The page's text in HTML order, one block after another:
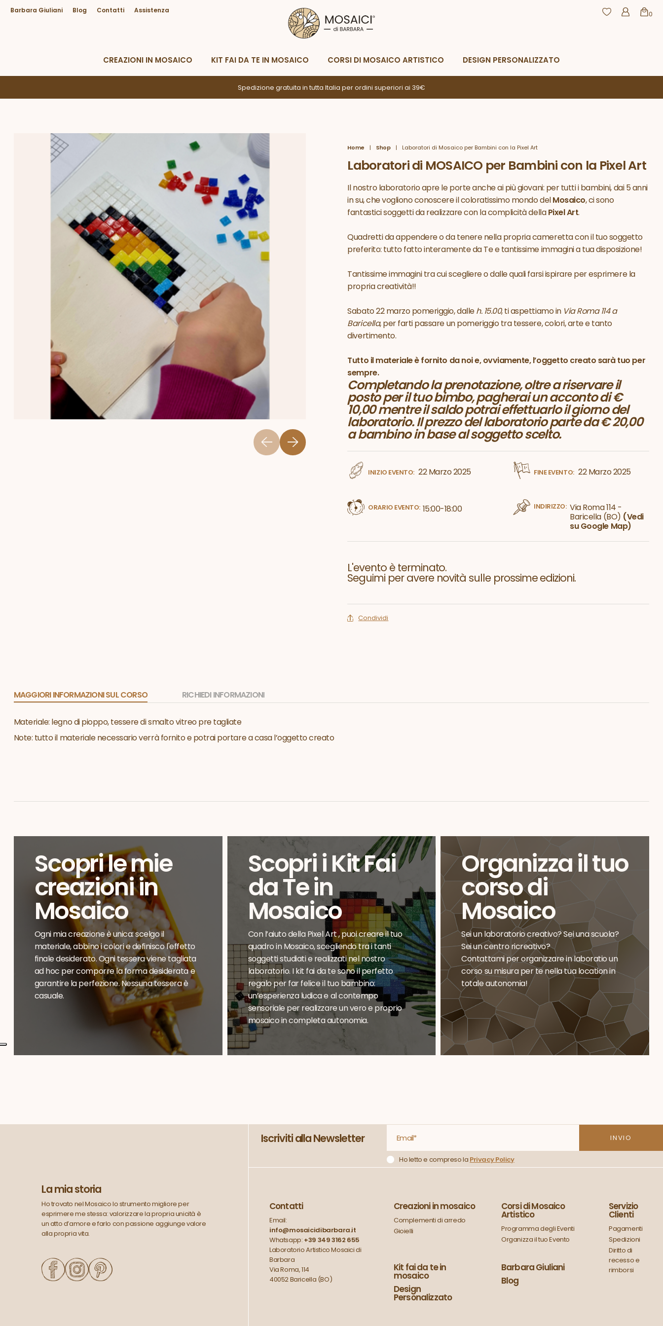
Hai bisogno di Aiuto? Metodi di spedizione
Whatsapp
Barbara Giuliani Blog Contatti Assistenza 0
CREAZIONI IN MOSAICO KIT FAI DA TE IN MOSAICO CORSI DI MOSAICO ARTISTICO DESIGN PERSONALIZZATO
Spedizione gratuita in tutta Italia per ordini superiori ai 39€
Home | Shop | Laboratori di Mosaico per Bambini con la Pixel Art
Laboratori di MOSAICO per Bambini con la Pixel Art
Il nostro laboratorio apre le porte anche ai più giovani: per tutti i bambini, dai 5 anni
in su, che vogliono conoscere il coloratissimo mondo delMosaico, ci sono
fantastici soggetti da realizzare con la complicità dellaPixel Art.
Quadretti da appendere o da tenere nella propria cameretta con il tuo soggetto
preferito: tutto fatto interamente da Te e tantissime immagini a tua disposizione!
Tantissime immagini tra cui scegliere o dalle quali farsi ispirare per esprimere la
propria creatività!!
Sabato 22 marzo pomeriggio, dalleh. 15.00, ti aspettiamo in Via Roma 114 a
Baricella, per farti passare un pomeriggio tra tessere, colori, arte e tanto
divertimento.
Tutto il materiale è fornito da noi e, ovviamente, l’oggetto creato sarà tuo per
sempre.
Completando la prenotazione, oltre a riservare il
posto per il tuo bimbo, pagherai un acconto di €
10,00 mentre il saldo potrai effettuarlo il giorno del
laboratorio. Il prezzo del laboratorio parte da € 20,00
a bambino in base al soggetto scelto.
INIZIO EVENTO: 22 Marzo 2025 FINE EVENTO: 22 Marzo 2025
ORARIO EVENTO: 15:00-18:00 INDIRIZZO: Via Roma 114 -
Baricella (BO) (Vedi
su Google Map)
L'evento è terminato.
Seguimi per avere novità sulle prossime edizioni.
Condividi
MAGGIORI INFORMAZIONI SUL CORSO RICHIEDI INFORMAZIONI
Materiale: legno di pioppo, tessere di smalto vitreo pre tagliate
Note: tutto il materiale necessario verrà fornito e potrai portare a casa l’oggetto creato
Scopri le mie
creazioni in
Mosaico
Ogni mia creazione è unica: scelgo il
materiale, abbino i colori e definisco l'effetto
finale desiderato. Ogni tessera viene tagliata
ad hoc per comporre la forma desiderata e
garantire la perfezione. Nessuna tessera è
casuale.
Scopri i Kit Fai
da Te in
Mosaico
Con l’aiuto della Pixel Art , puoi creare il tuo
quadro in Mosaico, scegliendo tra i tanti
soggetti studiati e realizzati nel nostro
laboratorio. I kit fai da te sono il perfetto
regalo per far felice il tuo bambino:
un’esperienza ludica e al contempo
sensoriale per realizzare un vero e proprio
mosaico in completa autonomia.
Organizza il tuo
corso di
Mosaico
Sei un laboratorio creativo? Sei una scuola?
Sei un centro ricreativo?
Contattami per organizzare in laboratio un
corso su misura per te nella tua location in
totale autonomia!
La mia storia
Ho trovato nel Mosaico lo strumento migliore per
esprimere me stessa: valorizzare la propria unicità è
un atto d’amore e farlo con passione aggiunge valore
alla propria vita.
Iscriviti alla Newsletter
Ho letto e compreso la Privacy Policy
Contatti
Email:
info@mosaicidibarbara.it
Whatsapp: +39 349 3162 655
Laboratorio Artistico Mosaici di
Barbara
Via Roma, 114
40052 Baricella (BO)
Creazioni in mosaico
Complementi di arredo
Gioielli
Corsi di Mosaico
Artistico
Programma degli Eventi
Organizza il tuo Evento
Servizio
Clienti
Pagamenti
Spedizioni
Diritto di
recesso e
rimborsi
Kit fai da te in
mosaico
Design
Personalizzato
Barbara Giuliani
Blog